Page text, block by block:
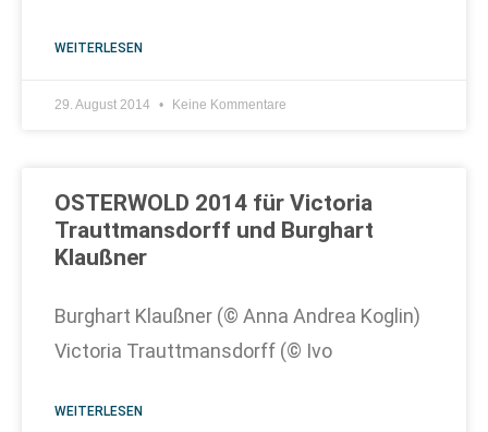
WEITERLESEN
29. August 2014 Keine Kommentare
OSTERWOLD 2014 für Victoria
Trauttmansdorff und Burghart
Klaußner
Burghart Klaußner (© Anna Andrea Koglin)
Victoria Trauttmansdorff (© Ivo
WEITERLESEN